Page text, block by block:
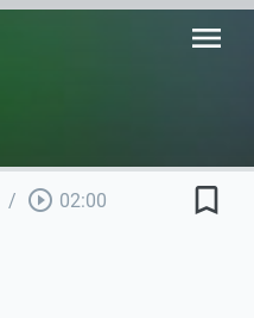
menu
/ play_circle_outline 02:00 bookmark_border